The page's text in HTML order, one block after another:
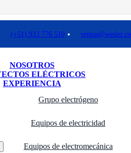
(+51) 933 776 510
NOSOTROS
ELÉCTRICOS
EXPERIENCIA
Grupo electrógeno
Equipos de electricidad
Equipos de electromecánica